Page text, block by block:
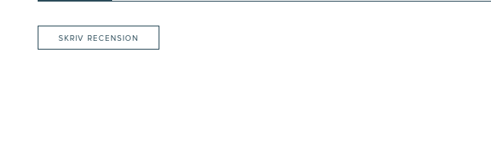
SKRIV RECENSION